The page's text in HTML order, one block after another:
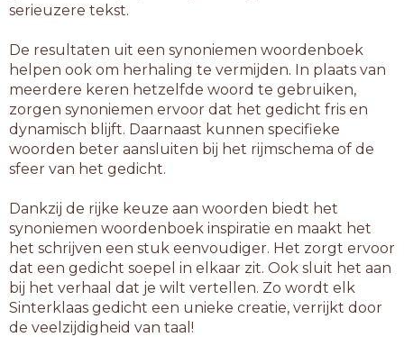
serieuzere tekst.
De resultaten uit een synoniemen woordenboek
helpen ook om herhaling te vermijden. In plaats van
meerdere keren hetzelfde woord te gebruiken,
zorgen synoniemen ervoor dat het gedicht fris en
dynamisch blijft. Daarnaast kunnen specifieke
woorden beter aansluiten bij het rijmschema of de
sfeer van het gedicht.
Dankzij de rijke keuze aan woorden biedt het
synoniemen woordenboek inspiratie en maakt het
het schrijven een stuk eenvoudiger. Het zorgt ervoor
dat een gedicht soepel in elkaar zit. Ook sluit het aan
bij het verhaal dat je wilt vertellen. Zo wordt elk
Sinterklaas gedicht een unieke creatie, verrijkt door
de veelzijdigheid van taal!